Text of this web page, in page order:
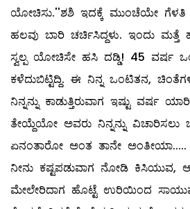
ಯೋಚಿಸು.''ಶಶಿ ಇದಕ್ಕೆ ಮುಂಚೆಯೇ
ಹಲವು ಬಾರಿ ಚರ್ಚಿಸಿದ್ದಳು. ಇಂದು ಮತ್ತೆ
ಸ್ವಲ್ಪ ಯೋಚಿಸೇ ಹಸಿ ದಡ್ಡಿ! 45 ವರ್ಷ
ಕಳೆದುಬಿಟ್ಟಿದ್ದಿ. ಈ ನಿನ್ನ ಒಂಟಿತನ,
ನಿನ್ನನ್ನು ಕಾಡುತ್ತಿರುವಾಗ ಇಷ್ಟು ವರ್ಷ
ತೇಯ್ದೆಯೋ ಅವರು ನಿನ್ನನ್ನು ವಿಚಾರಿಸಲು
ಏನಂತಾರೋ ಅಂತ ತಾನೇ
ನೀನು ಕಷ್ಟಪಡುವಾಗ ನೋಡಿ ಕಿಸಿಯುವ,
ಮೇಲೇರಿದಾಗ ಹೊಟ್ಟೆ ಉರಿಯಿಂದ